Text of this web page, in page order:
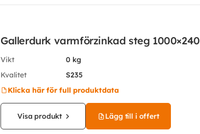
Gallerdurk varmförzinkad steg 1000×240
Vikt
0 kg
Kvalitet
S235
Klicka här för full produktdata
Visa produkt Lägg till i offert